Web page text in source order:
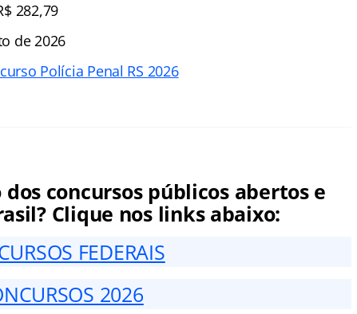
282,79
de 2026
Polícia Penal RS 2026
concursos públicos abertos e
Clique nos links abaixo:
FEDERAIS
2026